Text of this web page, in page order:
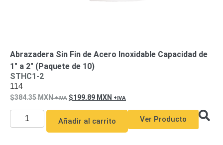
Abrazadera Sin Fin de Acero Inoxidable Capacidad de
1″ a 2″ (Paquete de 10)
STHC1-2
114
384.35MXN 199.89 MXN
Añadir al carrito Ver Producto